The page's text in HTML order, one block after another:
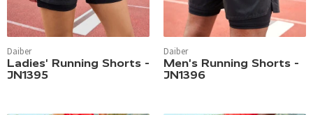
Daiber
Ladies' Running Shorts -
JN1395
Daiber
Men's Running Shorts -
JN1396